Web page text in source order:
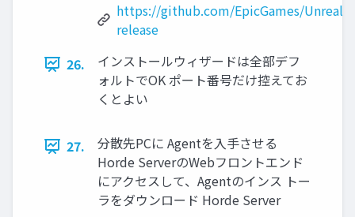
https://github.com/EpicGames/
release
26.
インストールウィザードは全部デフ
ォルトでOK ポート番号だけ控えてお
くとよい
27.
分散先PCに Agentを入手させる
Horde ServerのWebフロントエンド
にアクセスして、Agentのインス トー
ラをダウンロード Horde Server